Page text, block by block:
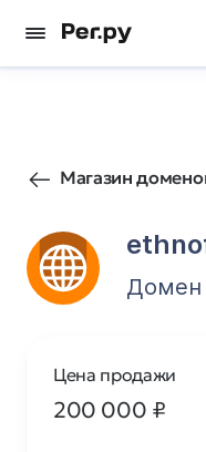
Магазин
Домен
Цена продажи
200 000 ₽